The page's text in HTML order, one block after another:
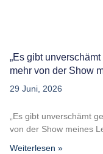
„Es gibt
mehr von der Show
29 Juni, 2026
„Es gibt unverschämt
von der Show meines
Weiterlesen »